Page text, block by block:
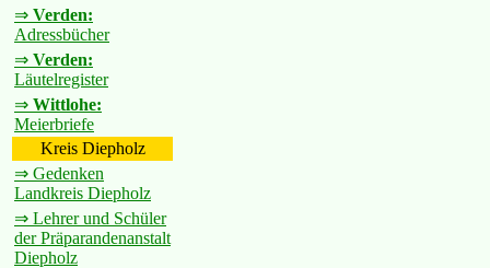
⇒ Verden:
Adressbücher
⇒ Verden:
Läutelregister
⇒ Wittlohe:
Meierbriefe
Kreis Diepholz
⇒ Gedenken
Landkreis Diepholz
⇒ Lehrer und Schüler
der Präparandenanstalt
Diepholz